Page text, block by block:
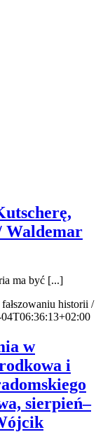
Waldemar
ma być [...]
historii /
w
i
sierpień–